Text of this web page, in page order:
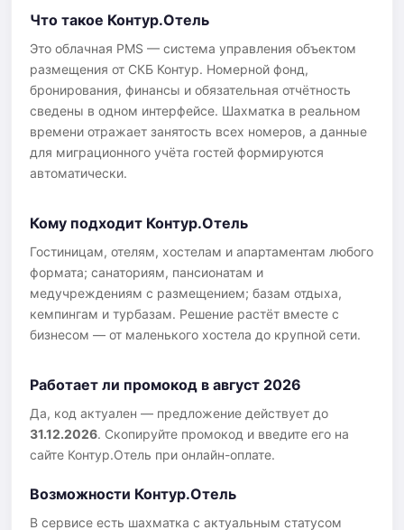
Что такое Контур.Отель
Это облачная PMS — система управления объектом
размещения от СКБ Контур. Номерной фонд,
бронирования, финансы и обязательная отчётность
сведены в одном интерфейсе. Шахматка в реальном
времени отражает занятость всех номеров, а данные
для миграционного учёта гостей формируются
автоматически.
Кому подходит Контур.Отель
Гостиницам, отелям, хостелам и апартаментам любого
формата; санаториям, пансионатам и
медучреждениям с размещением; базам отдыха,
кемпингам и турбазам. Решение растёт вместе с
бизнесом — от маленького хостела до крупной сети.
Работает ли промокод в август 2026
Да, код актуален — предложение действует до
31.12.2026. Скопируйте промокод и введите его на
сайте Контур.Отель при онлайн-оплате.
Возможности Контур.Отель
В сервисе есть шахматка с актуальным статусом